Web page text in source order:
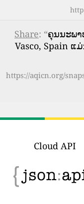
Share: “ຄຸນນະພາ
Vasco, Spain ແ
https://aqicn.org/
Cloud API